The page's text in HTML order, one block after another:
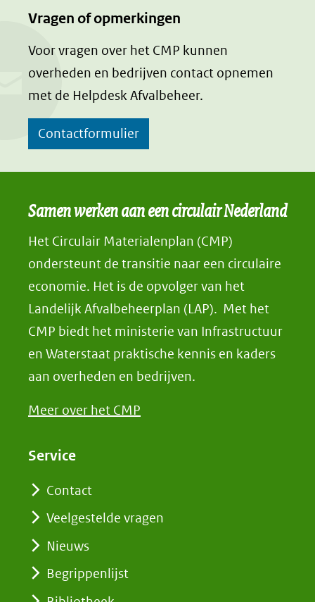
Vragen of opmerkingen
Voor vragen over het CMP kunnen
overheden en bedrijven contact opnemen
met de Helpdesk Afvalbeheer.
Contactformulier
Samen werken aan een circulair Nederland
Het Circulair Materialenplan (CMP)
ondersteunt de transitie naar een circulaire
economie. Het is de opvolger van het
Landelijk Afvalbeheerplan (LAP). Met het
CMP biedt het ministerie van Infrastructuur
en Waterstaat praktische kennis en kaders
aan overheden en bedrijven.
Meer over het CMP
Service
Contact
Veelgestelde vragen
Nieuws
Begrippenlijst